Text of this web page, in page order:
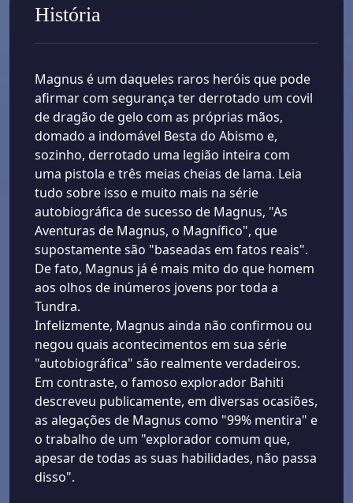
História
Magnus é um daqueles raros heróis que pode
afirmar com segurança ter derrotado um covil
de dragão de gelo com as próprias mãos,
domado a indomável Besta do Abismo e,
sozinho, derrotado uma legião inteira com
uma pistola e três meias cheias de lama. Leia
tudo sobre isso e muito mais na série
autobiográfica de sucesso de Magnus, "As
Aventuras de Magnus, o Magnífico", que
supostamente são "baseadas em fatos reais".
De fato, Magnus já é mais mito do que homem
aos olhos de inúmeros jovens por toda a
Tundra.
Infelizmente, Magnus ainda não confirmou ou
negou quais acontecimentos em sua série
"autobiográfica" são realmente verdadeiros.
Em contraste, o famoso explorador Bahiti
descreveu publicamente, em diversas ocasiões,
as alegações de Magnus como "99% mentira" e
o trabalho de um "explorador comum que,
apesar de todas as suas habilidades, não passa
disso".